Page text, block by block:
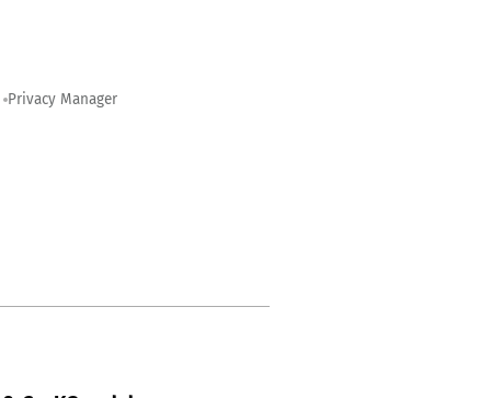
Privacy Manager